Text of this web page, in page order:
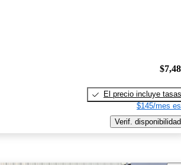
El precio incluye tasas
$145/mes
Verif. disponibilidad